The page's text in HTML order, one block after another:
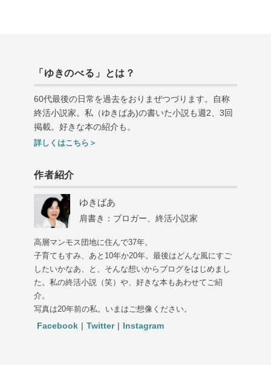
「ゆきのべる」とは？
60代最後の日常を過去をおりまぜつづります。自称
終活小説家。私（ゆきばあ)の書いた小説も週2、 3回
掲載。好きな本の紹介も。
詳しくはこちら＞
作者紹介
ゆきばあ
肩書き：ブロガー、終活小説家
高層マンモス団地に住んで37年。
子育てもすみ、あと10年か20年。最後はどんな風にすご
したいかなあ、と、そんな想いからブログをはじめまし
た。私の終活小説（笑）や、好きな本もあわせてご紹
介。
写真は20年前の私。いまはご想像ください。
Facebook | Twitter | Instagram